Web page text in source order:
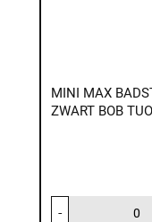
MINI MAX
ZWART BOB TUO
-